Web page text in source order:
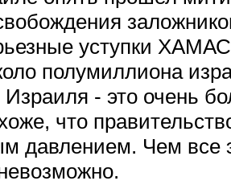
уступки
полумиллиона
Израиля - это очень
что
давлением. Чем все